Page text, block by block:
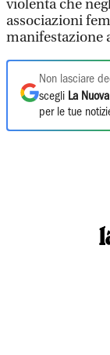
violenta che
associazioni
manifestazione
Non lasciare
scegli La
per le tue